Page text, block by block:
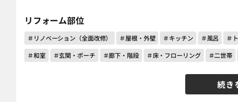
続き
リフォーム部位
＃リノベーション（全面改修） ＃屋根・外壁 ＃キッチン ＃風呂 ＃
＃和室
＃玄関・ポーチ ＃廊下・階段 ＃床・フローリング ＃二世帯